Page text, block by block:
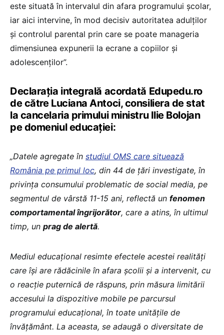
este situată în intervalul din afara programului școlar,
iar aici intervine, în mod decisiv autoritatea adulților
și controlul parental prin care se poate manageria
dimensiunea expunerii la ecrane a copiilor și
adolescenților”.
Declarația integrală acordată Edupedu.ro
de către Luciana Antoci, consiliera de stat
la cancelaria primului ministru Ilie Bolojan
pe domeniul educației:
„Datele agregate în studiul OMS care situează
România pe primul loc, din 44 de țări investigate, în
privința consumului problematic de social media, pe
segmentul de vârstă 11-15 ani, reflectă un fenomen
comportamental îngrijorător, care a atins, în ultimul
timp, un prag de alertă.
Mediul educațional resimte efectele acestei realități
care își are rădăcinile în afara școlii și a intervenit, cu
o reacție puternică de răspuns, prin măsura limitării
accesului la dispozitive mobile pe parcursul
programului educațional, în toate unitățile de
învățământ. La aceasta, se adaugă o diversitate de